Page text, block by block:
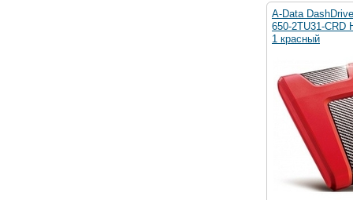
A-Data
650-2TU31-CRD
1 красный